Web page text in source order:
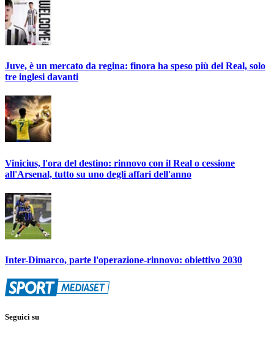
Juve, è un mercato da regina: finora ha speso più del Real, solo
tre inglesi davanti
Vinicius, l'ora del destino: rinnovo con il Real o cessione
all'Arsenal, tutto su uno degli affari dell'anno
Inter-Dimarco, parte l'operazione-rinnovo: obiettivo 2030
Seguici su